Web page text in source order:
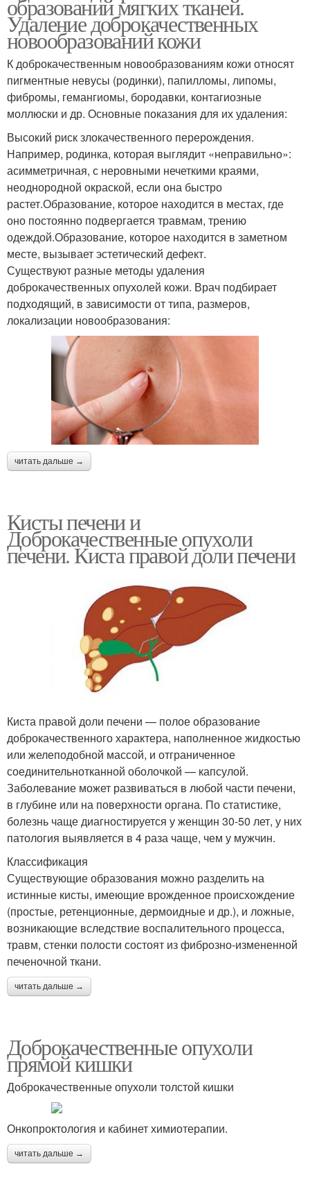
образований мягких тканей.
Удаление доброкачественных
новообразований кожи
К доброкачественным новообразованиям кожи относят
пигментные невусы (родинки), папилломы, липомы,
фибромы, гемангиомы, бородавки, контагиозные
моллюски и др. Основные показания для их удаления:
Высокий риск злокачественного перерождения.
Например, родинка, которая выглядит «неправильно»:
асимметричная, с неровными нечеткими краями,
неоднородной окраской, если она быстро
растет.Образование, которое находится в местах, где
оно постоянно подвергается травмам, трению
одеждой.Образование, которое находится в заметном
месте, вызывает эстетический дефект.
Существуют разные методы удаления
доброкачественных опухолей кожи. Врач подбирает
подходящий, в зависимости от типа, размеров,
локализации новообразования:
читать дальше →
Кисты печени и
Доброкачественные опухоли
печени. Киста правой доли печени
Киста правой доли печени — полое образование
доброкачественного характера, наполненное жидкостью
или желеподобной массой, и отграниченное
соединительнотканной оболочкой — капсулой.
Заболевание может развиваться в любой части печени,
в глубине или на поверхности органа. По статистике,
болезнь чаще диагностируется у женщин 30-50 лет, у них
патология выявляется в 4 раза чаще, чем у мужчин.
Классификация
Существующие образования можно разделить на
истинные кисты, имеющие врожденное происхождение
(простые, ретенционные, дермоидные и др.), и ложные,
возникающие вследствие воспалительного процесса,
травм, стенки полости состоят из фиброзно-измененной
печеночной ткани.
читать дальше →
Доброкачественные опухоли
прямой кишки
Доброкачественные опухоли толстой кишки
Онкопроктология и кабинет химиотерапии.
читать дальше →